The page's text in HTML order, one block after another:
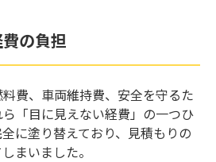
の負担
費、車両維持費、安全を守るた
「目に見えない経費」の一つひ
に塗り替えており、見積もりの
まいました。